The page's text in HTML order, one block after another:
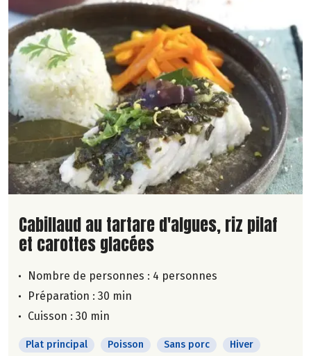
Lire la suite de la recette
Cabillaud au tartare d'algues, riz pilaf
et carottes glacées
Nombre de personnes : 4 personnes
Préparation : 30 min
Cuisson : 30 min
Plat principal Poisson Sans porc Hiver